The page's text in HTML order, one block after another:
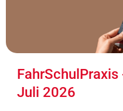
Juli 2026